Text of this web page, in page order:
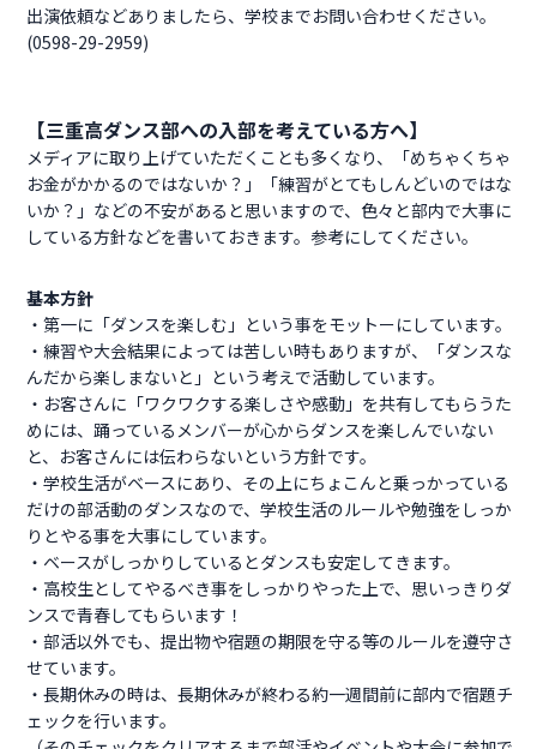
出演依頼などありましたら、学校までお問い合わせください。
(0598-29-2959)
【三重高ダンス部への入部を考えている方へ】
メディアに取り上げていただくことも多くなり、「めちゃくちゃ
お金がかかるのではないか？」「練習がとてもしんどいのではな
いか？」などの不安があると思いますので、色々と部内で大事に
している方針などを書いておきます。参考にしてください。
基本方針
・第一に「ダンスを楽しむ」という事をモットーにしています。
・練習や大会結果によっては苦しい時もありますが、「ダンスな
んだから楽しまないと」という考えで活動しています。
・お客さんに「ワクワクする楽しさや感動」を共有してもらうた
めには、踊っているメンバーが心からダンスを楽しんでいない
と、お客さんには伝わらないという方針です。
・学校生活がベースにあり、その上にちょこんと乗っかっている
だけの部活動のダンスなので、学校生活のルールや勉強をしっか
りとやる事を大事にしています。
・ベースがしっかりしているとダンスも安定してきます。
・高校生としてやるべき事をしっかりやった上で、思いっきりダ
ンスで青春してもらいます！
・部活以外でも、提出物や宿題の期限を守る等のルールを遵守さ
せています。
・長期休みの時は、長期休みが終わる約一週間前に部内で宿題チ
ェックを行います。